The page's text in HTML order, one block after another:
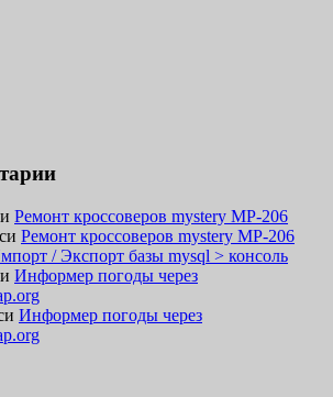
Ремонт кроссоверов mystery MP-206
Ремонт кроссоверов mystery MP-206
/ Экспорт базы mysql > консоль
Информер погоды через
Информер погоды через